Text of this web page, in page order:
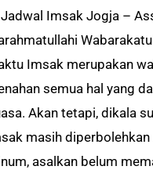
Imsak Jogja –
Imsak merupakan
semua hal yang
Akan tetapi, dikala
masih
asalkan belum